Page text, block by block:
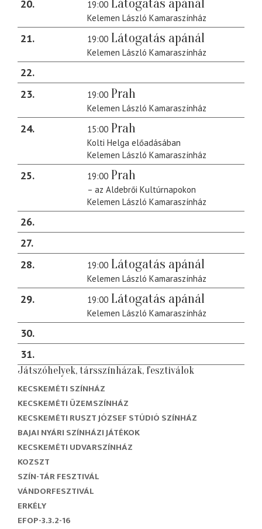
20
19:00 Látogatás apánál
Kelemen László Kamaraszínház
21 19:00 Látogatás apánál
Kelemen László Kamaraszínház
22
23
19:00 Prah
Kelemen László Kamaraszínház
24 15:00 Prah
Kolti Helga előadásában
Kelemen László Kamaraszínház
25 19:00 Prah
– az Aldebrői Kultúrnapokon
Kelemen László Kamaraszínház
26
27
28
19:00 Látogatás apánál
Kelemen László Kamaraszínház
29 19:00 Látogatás apánál
Kelemen László Kamaraszínház
30
31
Játszóhelyek, társszínházak, fesztiválok
KECSKEMÉTI SZÍNHÁZ
KECSKEMÉTI ÜZEMSZÍNHÁZ
KECSKEMÉTI RUSZT JÓZSEF STÚDIÓ SZÍNHÁZ
BAJAI NYÁRI SZÍNHÁZI JÁTÉKOK
KECSKEMÉTI UDVARSZÍNHÁZ
KOZSZT
SZÍN-TÁR FESZTIVÁL
VÁNDORFESZTIVÁL
ERKÉLY
EFOP-3.3.2-16